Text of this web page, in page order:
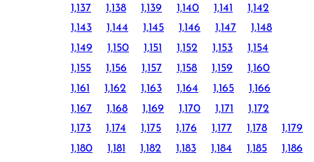
1,137
1,138 1,139 1,140 1,141
1,142
1,143
1,144 1,145 1,146 1,147
1,148
1,149
1,150 1,151 1,152 1,153
1,154
1,155
1,156 1,157 1,158 1,159
1,160
1,161
1,162 1,163 1,164 1,165
1,166
1,167
1,168 1,169 1,170 1,171
1,172
1,173
1,174 1,175 1,176 1,177 1,178
1,179
1,180
1,181 1,182 1,183 1,184 1,185
1,186